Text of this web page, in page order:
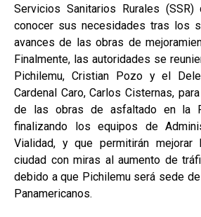
Servicios Sanitarios Rurales
conocer sus necesidades tras los
avances de las obras de
Finalmente, las autoridades se
Pichilemu, Cristian Pozo y el
Cardenal Caro, Carlos Cisternas,
de las obras de asfaltado en la
finalizando los equipos de
Vialidad, y que permitirán
ciudad con miras al aumento de
debido a que Pichilemu será sede
Panamericanos.